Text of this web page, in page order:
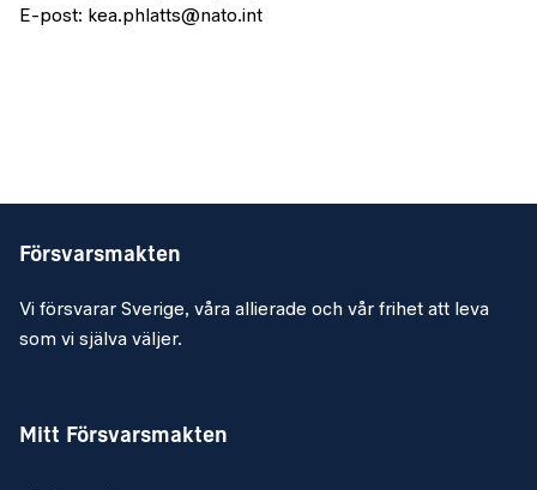
E-post: kea.phlatts@nato.int
Försvarsmakten
Vi försvarar Sverige, våra allierade och vår frihet att leva
som vi själva väljer.
Mitt Försvarsmakten